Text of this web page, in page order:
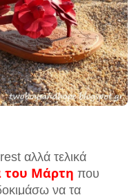
αλλά τελικά
του Μάρτη που
να τα